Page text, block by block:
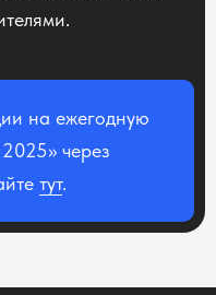
на ежегодную
через
тут.